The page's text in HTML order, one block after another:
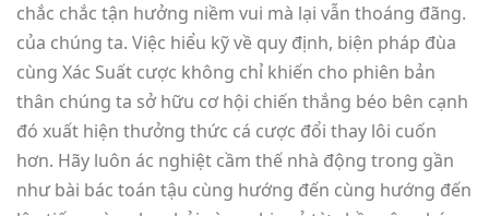
chắc chắc tận hưởng niềm vui mà lại vẫn thoáng đãng.
của chúng ta. Việc hiểu kỹ về quy định, biện pháp đùa
cùng Xác Suất cược không chỉ khiến cho phiên bản
thân chúng ta sở hữu cơ hội chiến thắng béo bên cạnh
đó xuất hiện thưởng thức cá cược đổi thay lôi cuốn
hơn. Hãy luôn ác nghiệt cầm thế nhà động trong gần
như bài bác toán tậu cùng hướng đến cùng hướng đến